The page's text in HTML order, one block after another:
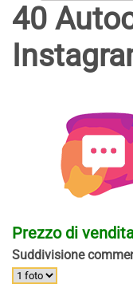
40
Prezzo di
Suddivisione